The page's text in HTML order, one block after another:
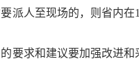
派人至现场的，则省内在
要求和建议要加强改进